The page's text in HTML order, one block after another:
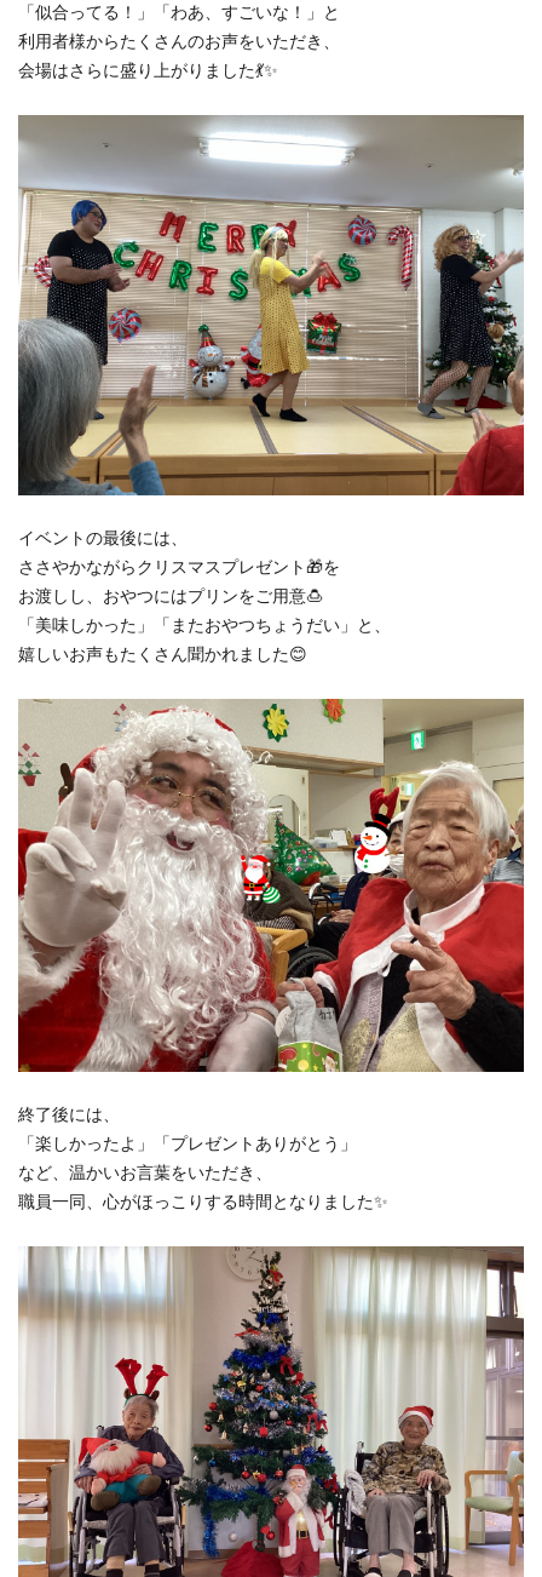
「似合ってる！」「わあ、すごいな！」と
利用者様からたくさんのお声をいただき、
会場はさらに盛り上がりました💃✨
イベントの最後には、
ささやかながらクリスマスプレゼント🎁を
お渡しし、おやつにはプリンをご用意🍮
「美味しかった」「またおやつちょうだい」と、
嬉しいお声もたくさん聞かれました😊
終了後には、
「楽しかったよ」「プレゼントありがとう」
など、温かいお言葉をいただき、
職員一同、心がほっこりする時間となりました✨